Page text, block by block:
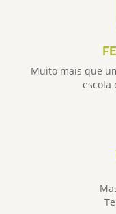
Muito mais que
escola